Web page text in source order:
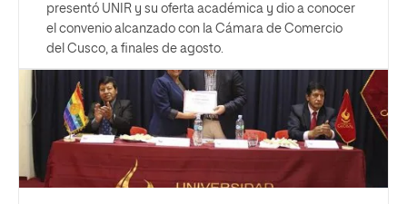
presentó UNIR y su oferta académica y dio a conocer
el convenio alcanzado con la Cámara de Comercio
del Cusco, a finales de agosto.